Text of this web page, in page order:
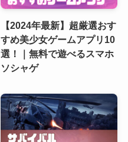
【2024年最新】超厳選おす
すめ美少女ゲームアプリ10
選！｜無料で遊べるスマホ
ソシャゲ